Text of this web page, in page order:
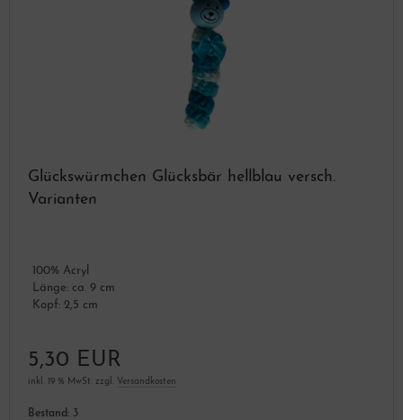
Glückswürmchen Glücksbär hellblau versch.
Varianten
100% Acryl
Länge: ca. 9 cm
Kopf: 2,5 cm
5,30 EUR
inkl. 19 % MwSt. zzgl. Versandkosten
Bestand: 3